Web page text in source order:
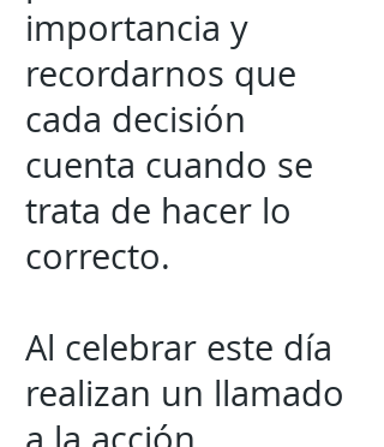
importancia y
recordarnos que
cada decisión
cuenta cuando se
trata de hacer lo
correcto.
Al celebrar este día
realizan un llamado